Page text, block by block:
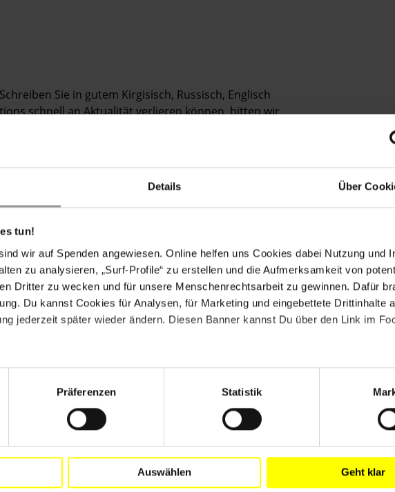
Details Über
tun!
wir auf Spenden angewiesen. Online helfen uns Cookies dabei Nutzung und
zu analysieren, „Surf-Profile“ zu erstellen und die Aufmerksamkeit von
Dritter zu wecken und für unsere Menschenrechtsarbeit zu gewinnen. Dafür
Du kannst Cookies für Analysen, für Marketing und eingebettete Drittinhalte
jederzeit später wieder ändern. Diesen Banner kannst Du über den Link im
Präferenzen Statistik
Auswählen Geht klar
Sie in gutem Kirgisisch, Russisch, Englisch
schnell an Aktualität verlieren können, bitten wir
von Azimzhan Askarov.
unverzüglichen Zugang zu jedweder nötigen
Untersuchung einschließlich einer
Foltervorwürfe während seiner Haft einzuleiten.
das Video- und Fotomaterial und das
beschlagnahmt wurde, zurückzugeben.
Tätigkeit als Anwalt ohne Einschüchterungen oder
betreffend die Rolle der Rechtsanwälte